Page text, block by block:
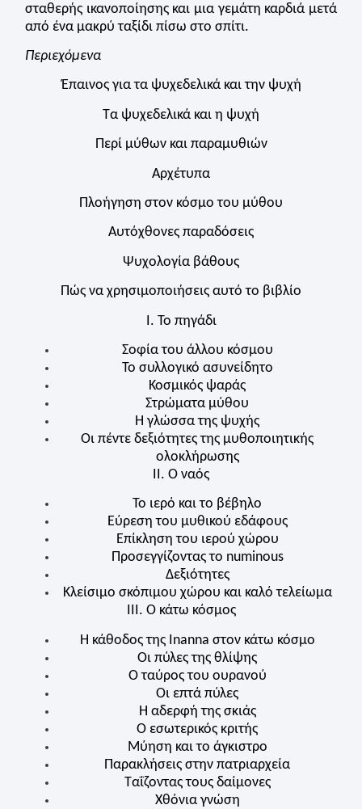
σταθερής ικανοποίησης και μια γεμάτη καρδιά μετά
από ένα μακρύ ταξίδι πίσω στο σπίτι.
Περιεχόμενα
Έπαινος για τα ψυχεδελικά και την ψυχή
Τα ψυχεδελικά και η ψυχή
Περί μύθων και παραμυθιών
Αρχέτυπα
Πλοήγηση στον κόσμο του μύθου
Αυτόχθονες παραδόσεις
Ψυχολογία βάθους
Πώς να χρησιμοποιήσεις αυτό το βιβλίο
Ι. Το πηγάδι
Σοφία του άλλου κόσμου
Το συλλογικό ασυνείδητο
Κοσμικός ψαράς
Στρώματα μύθου
Η γλώσσα της ψυχής
Οι πέντε δεξιότητες της μυθοποιητικής
ολοκλήρωσης
II. Ο ναός
Το ιερό και το βέβηλο
Εύρεση του μυθικού εδάφους
Επίκληση του ιερού χώρου
Προσεγγίζοντας το numinous
Δεξιότητες
Κλείσιμο σκόπιμου χώρου και καλό τελείωμα
III. Ο κάτω κόσμος
Η κάθοδος της Inanna στον κάτω κόσμο
Οι πύλες της θλίψης
Ο ταύρος του ουρανού
Οι επτά πύλες
Η αδερφή της σκιάς
Ο εσωτερικός κριτής
Μύηση και το άγκιστρο
Παρακλήσεις στην πατριαρχεία
Ταΐζοντας τους δαίμονες
Χθόνια γνώση